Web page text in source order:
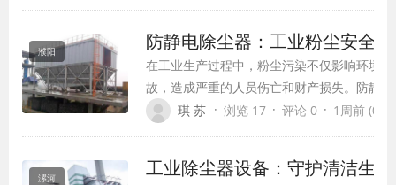
濮阳 防静电除尘器：工业粉尘安全
在工业生产过程中，粉尘污染不仅影响环境
故，造成严重的人员伤亡和财产损失。防静
易爆粉尘环境设计的专业净化设备，凭借其
琪 苏 · 浏览 17 · 评论 0 · 1周前 (07-
漯河 工业除尘器设备：守护清洁生